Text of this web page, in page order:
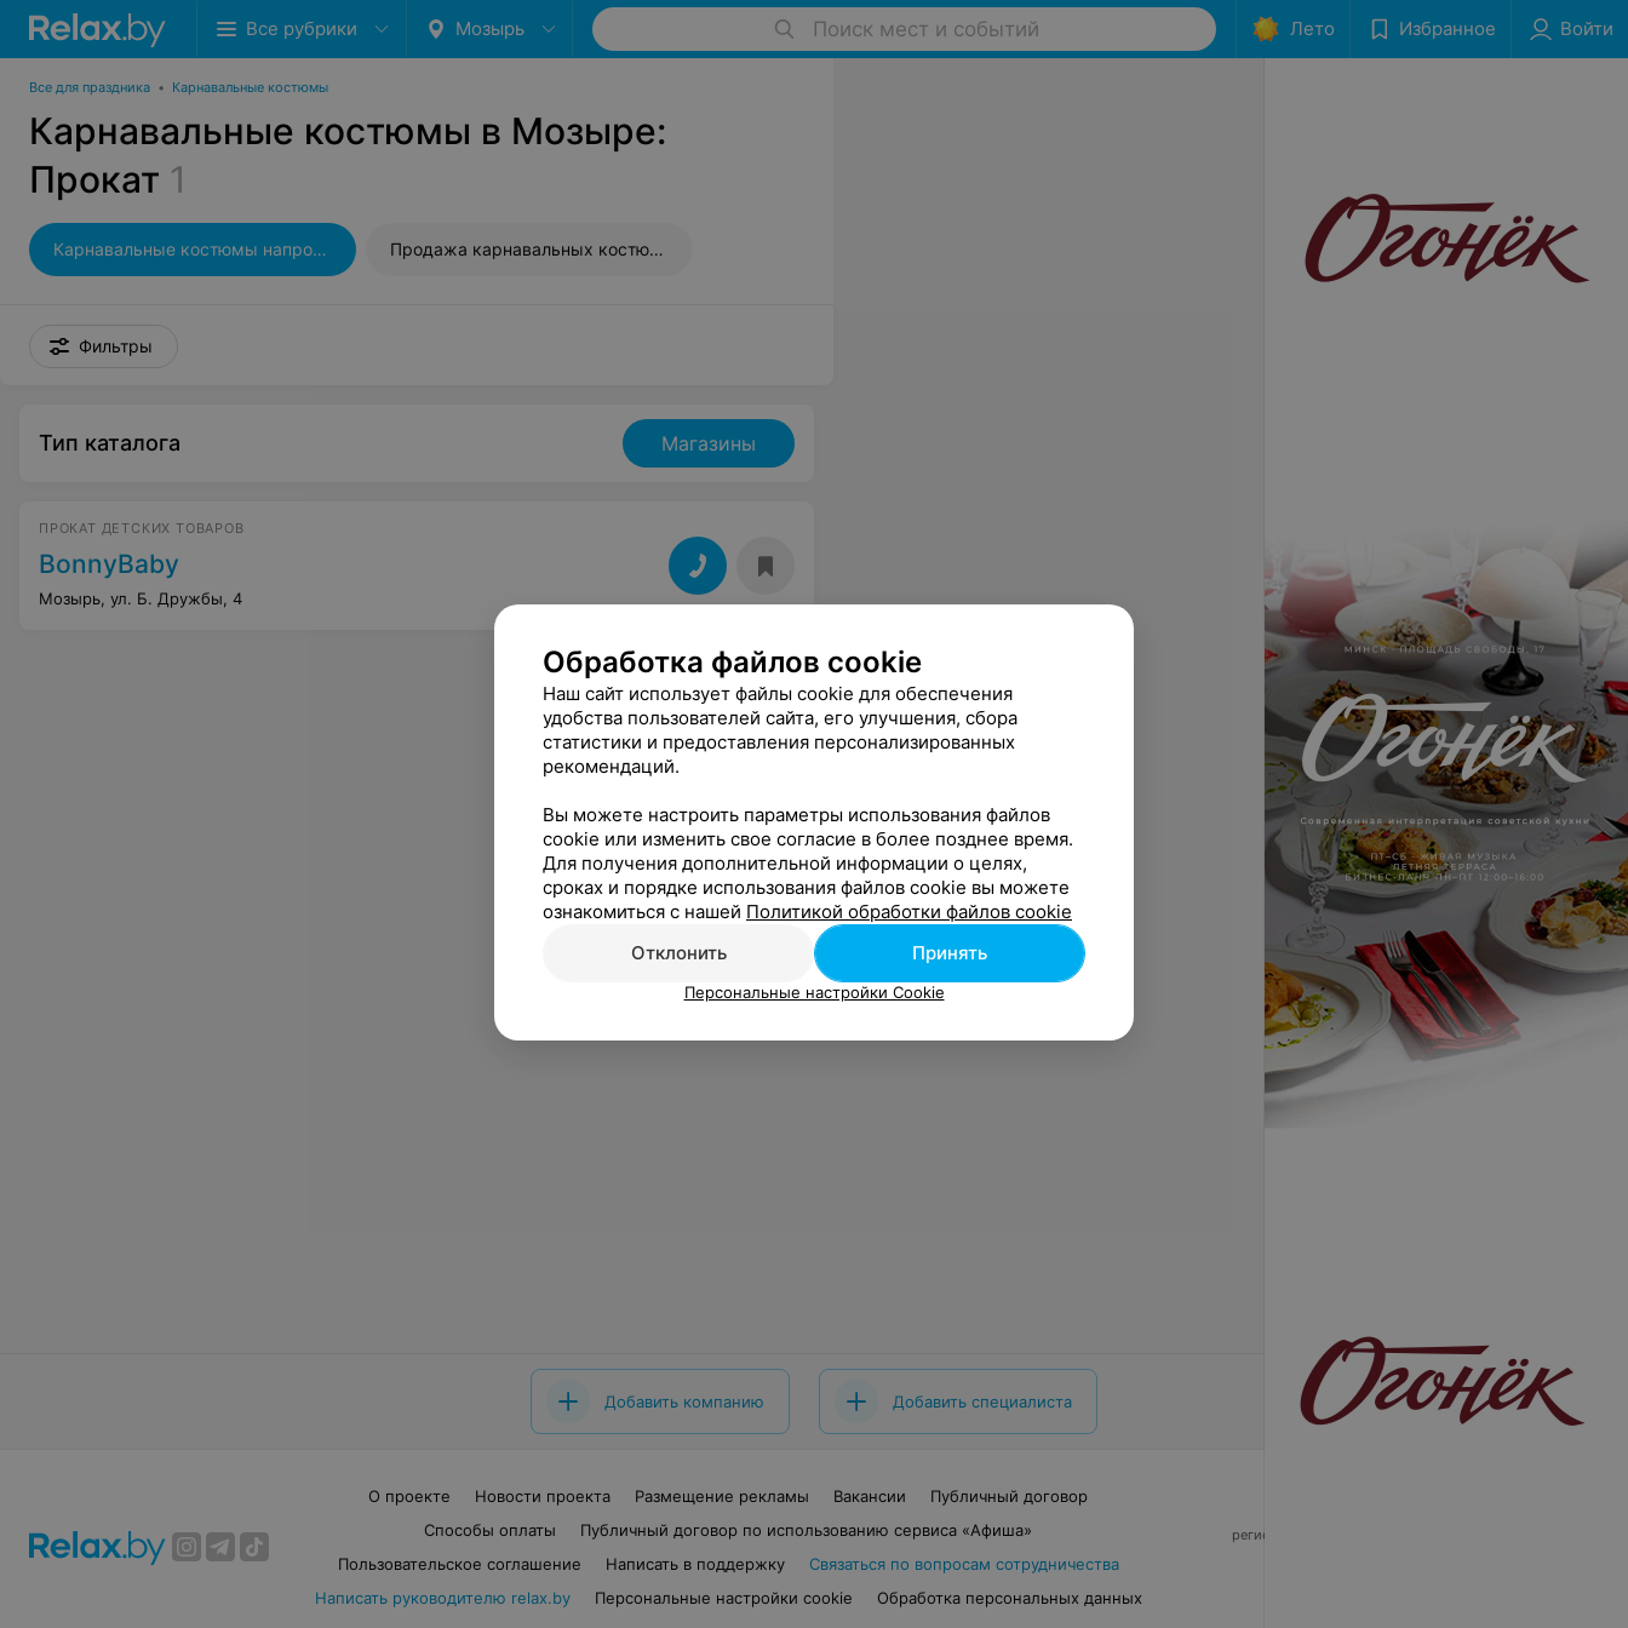
Все рубрики Мозырь Поиск мест и событий Лето Избранное Войти
Все для праздника • Карнавальные костюмы
Карнавальные костюмы в Мозыре:
Прокат 1
Карнавальные костюмы напрокат Продажа карнавальных костюмов
Фильтры
Тип каталога Магазины
ПРОКАТ ДЕТСКИХ ТОВАРОВ
BonnyBaby
Мозырь, ул. Б. Дружбы, 4
Добавить компанию Добавить специалиста
О проекте Новости проекта Размещение рекламы Вакансии
Публичный договор
Способы оплаты
Публичный договор по использованию сервиса «Афиша»
Пользовательское соглашение
Написать в поддержку
Связаться по вопросам сотрудничества
Написать руководителю relax.by
Персональные настройки cookie Обработка персональных данных
регистрирующий орган - Минский горисполком
Обработка файлов cookie
Наш сайт использует файлы cookie для обеспечения
удобства пользователей сайта, его улучшения, сбора
статистики и предоставления персонализированных
рекомендаций.
Вы можете настроить параметры использования файлов
cookie или изменить свое согласие в более позднее время.
Для получения дополнительной информации о целях,
сроках и порядке использования файлов cookie вы можете
ознакомиться с нашей Политикой обработки файлов cookie
Отклонить
Принять
Персональные настройки Cookie